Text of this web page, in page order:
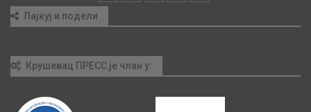
Лајкуј и подели
Крушевац ПРЕСС је члан у: